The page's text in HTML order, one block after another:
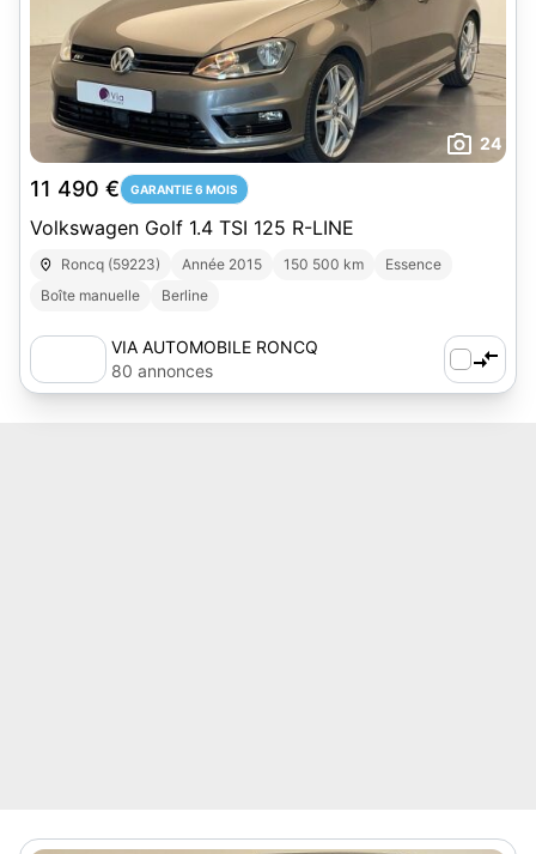
24
11 490 € GARANTIE 6 MOIS
Volkswagen Golf 1.4 TSI 125 R-LINE
Roncq (59223) Année 2015 150 500 km
Essence
Boîte manuelle
Berline
VIA AUTOMOBILE RONCQ
80 annonces